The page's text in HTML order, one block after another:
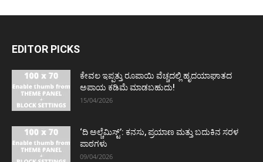
EDITOR PICKS
ಕೇವಲ ಇಪ್ಪತ್ತು ರೂಪಾಯಿ ವೆಚ್ಚದಲ್ಲಿ ಹೃದಯಾಘಾತದ
ಅಪಾಯ ಕಡಿಮೆ ಮಾಡಬಹುದು!
15/04/2026
‘ದಿ ಅಲ್ಚೆಮಿಸ್ಟ್’: ಕನಸು, ಪ್ರಯಾಣ ಮತ್ತು ಬದುಕಿನ ಸರಳ
ಪಾಠಗಳು
09/04/2026